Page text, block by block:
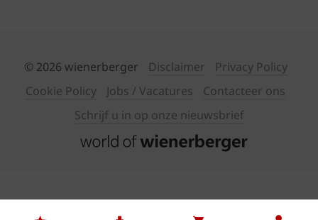
© 2026 wienerberger Disclaimer
Privacy Policy
Cookie Policy
Jobs / Vacatures
Contacteer ons
Schrijf u in op onze nieuwsbrief